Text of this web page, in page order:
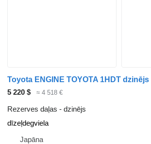
Toyota ENGINE TOYOTA 1HDT dzinējs
5 220 $
≈ 4 518 €
Rezerves daļas - dzinējs
dīzeļdegviela
Japāna